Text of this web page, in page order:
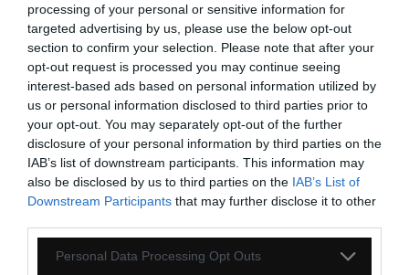
processing of your personal or sensitive information for
targeted advertising by us, please use the below opt-out
section to confirm your selection. Please note that after your
opt-out request is processed you may continue seeing
interest-based ads based on personal information utilized by
us or personal information disclosed to third parties prior to
your opt-out. You may separately opt-out of the further
disclosure of your personal information by third parties on the
IAB’s list of downstream participants. This information may
also be disclosed by us to third parties on the IAB’s List of
Downstream Participants that may further disclose it to other
Personal Data Processing Opt Outs